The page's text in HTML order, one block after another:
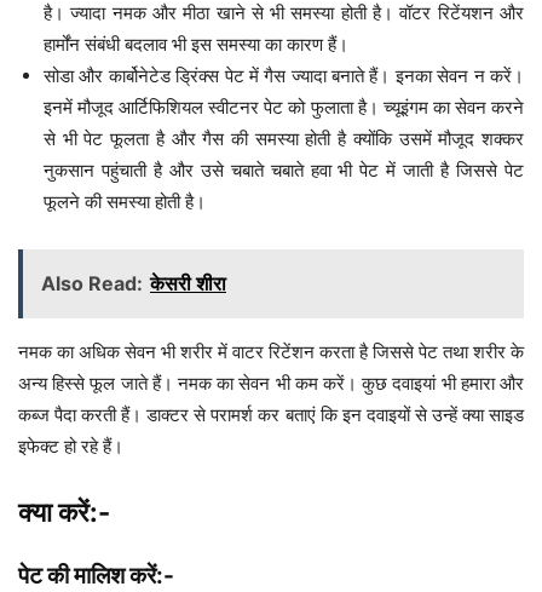
है। ज्यादा नमक और मीठा खाने से भी समस्या होती है। वॉटर रिटेंयशन और
हार्मोंन संबंधी बदलाव भी इस समस्या का कारण हैं।
सोडा और कार्बोनेटेड ड्रिंक्स पेट में गैस ज्यादा बनाते हैं। इनका सेवन न करें।
इनमें मौजूद आर्टिफिशियल स्वीटनर पेट को फुलाता है। च्यूइंगम का सेवन करने
से भी पेट फूलता है और गैस की समस्या होती है क्योंकि उसमें मौजूद शक्कर
नुकसान पहुंचाती है और उसे चबाते चबाते हवा भी पेट में जाती है जिससे पेट
फूलने की समस्या होती है।
Also Read: केसरी शीरा
नमक का अधिक सेवन भी शरीर में वाटर रिटेंशन करता है जिससे पेट तथा शरीर के
अन्य हिस्से फूल जाते हैं। नमक का सेवन भी कम करें। कुछ दवाइयां भी हमारा और
कब्ज पैदा करती हैं। डाक्टर से परामर्श कर बताएं कि इन दवाइयों से उन्हें क्या साइड
इफेक्ट हो रहे हैं।
क्या करें:-
पेट की मालिश करें:-